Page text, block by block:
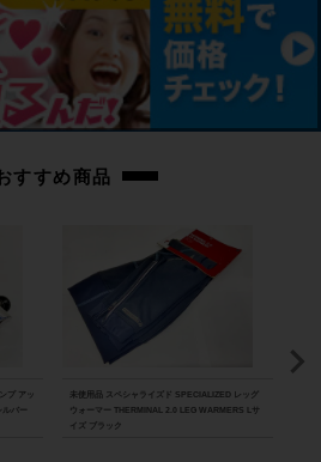
すすめ商品
プ アッ
バー
未使用品 スペシャライズド SPECIALIZED レッグ
ウォーマー THERMINAL 2.0 LEG WARMERS Lサ
イズ ブラック